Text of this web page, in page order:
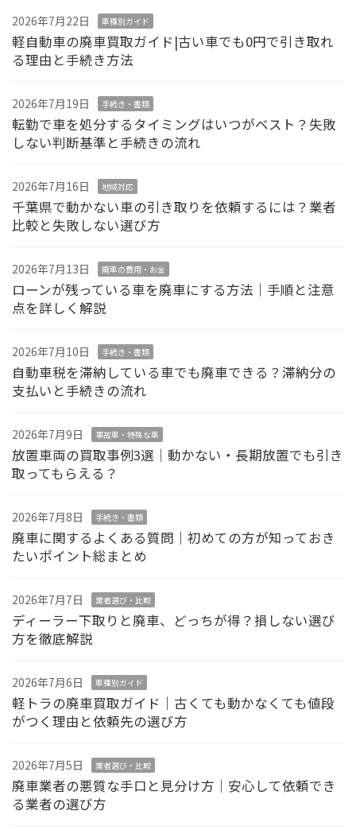
2026年7月22日 車種別ガイド
軽自動車の廃車買取ガイド|古い車でも0円で引き取れ
る理由と手続き方法
2026年7月19日 手続き・書類
転勤で車を処分するタイミングはいつがベスト？失敗
しない判断基準と手続きの流れ
2026年7月16日 地域対応
千葉県で動かない車の引き取りを依頼するには？業者
比較と失敗しない選び方
2026年7月13日 廃車の費用・お金
ローンが残っている車を廃車にする方法｜手順と注意
点を詳しく解説
2026年7月10日 手続き・書類
自動車税を滞納している車でも廃車できる？滞納分の
支払いと手続きの流れ
2026年7月9日 事故車・特殊な車
放置車両の買取事例3選｜動かない・長期放置でも引き
取ってもらえる？
2026年7月8日 手続き・書類
廃車に関するよくある質問｜初めての方が知っておき
たいポイント総まとめ
2026年7月7日 業者選び・比較
ディーラー下取りと廃車、どっちが得？損しない選び
方を徹底解説
2026年7月6日 車種別ガイド
軽トラの廃車買取ガイド｜古くても動かなくても値段
がつく理由と依頼先の選び方
2026年7月5日 業者選び・比較
廃車業者の悪質な手口と見分け方｜安心して依頼でき
る業者の選び方